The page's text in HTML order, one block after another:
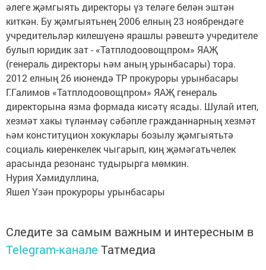
әлеге җәмгыять директоры үз теләге белән эштән
киткән. Бу җәмгыятьнең 2006 елның 23 ноябрендәге
учредительләр килешүенә ярашлы рәвештә учредителе
булып юридик зат - «Татплодоовощпром» ЯАҖ
(генераль директоры һәм аның урынбасары) тора.
2012 елның 26 июнендә ТР прокуроры урынбасары
Г.Галимов «Татплодоовощпром» ЯАҖ генераль
директорына язма формада кисәтү ясады. Шулай итеп,
хезмәт хакы түләнмәү сәбәпле гражданнарның хезмәт
һәм конституцион хокуклары бозылу җәмгыятьтә
социаль киеренкелек чыгарып, киң җәмәгатьчелек
арасында резонанс тудырырга мөмкин.
Нурия Хәмидуллина,
Яшел Үзән прокуроры урынбасары
Следите за самым важным и интересным в
Telegram-канале Татмедиа